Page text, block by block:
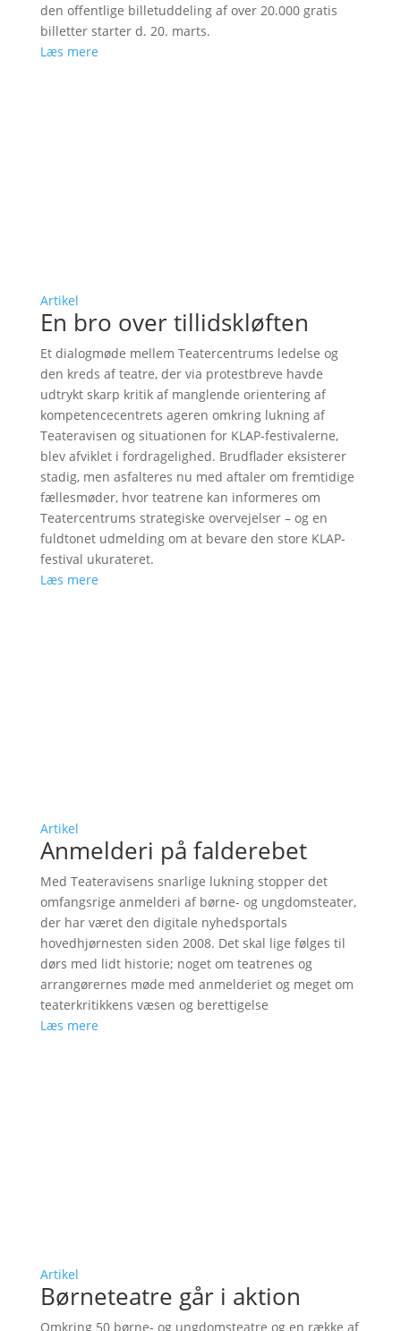
den offentlige billetuddeling af over 20.000 gratis
billetter starter d. 20. marts.
Læs mere
Artikel
En bro over tillidskløften
Et dialogmøde mellem Teatercentrums ledelse og
den kreds af teatre, der via protestbreve havde
udtrykt skarp kritik af manglende orientering af
kompetencecentrets ageren omkring lukning af
Teateravisen og situationen for KLAP-festivalerne,
blev afviklet i fordragelighed. Brudflader eksisterer
stadig, men asfalteres nu med aftaler om fremtidige
fællesmøder, hvor teatrene kan informeres om
Teatercentrums strategiske overvejelser – og en
fuldtonet udmelding om at bevare den store KLAP-
festival ukurateret.
Læs mere
Artikel
Anmelderi på falderebet
Med Teateravisens snarlige lukning stopper det
omfangsrige anmelderi af børne- og ungdomsteater,
der har været den digitale nyhedsportals
hovedhjørnesten siden 2008. Det skal lige følges til
dørs med lidt historie; noget om teatrenes og
arrangørernes møde med anmelderiet og meget om
teaterkritikkens væsen og berettigelse
Læs mere
Artikel
Børneteatre går i aktion
Omkring 50 børne- og ungdomsteatre og en række af